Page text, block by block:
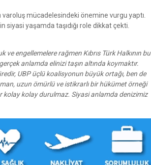
varoluş mücadelesindeki önemine vurgu yaptı.
yaşamda taşıdığı role dikkat çekti.
ve engellemelere rağmen Kıbrıs Türk Halkının bu
anlamda elinizi taşın altında koymaktır.
UBP üçlü koalisyonun büyük ortağı, ben de
uzun ömürlü ve istikrarlı bir hükümet örneği
kolay kolay durulmaz. Siyasi anlamda denizimiz